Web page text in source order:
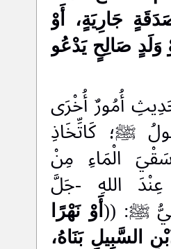
جَارِيَةٍ، أَوْ
وَلَدٍ صَالِحٍ يَدْعُو
أُمُورٌ أُخْرَى
ﷺ؛ كَاتِّخَاذِ
الْمَاءِ مِنْ
عِنْدَ اللهِ -جَلَّ
ﷺ: (( أَوْ نَهْرًا
السَّبِيلِ بَنَاهُ،